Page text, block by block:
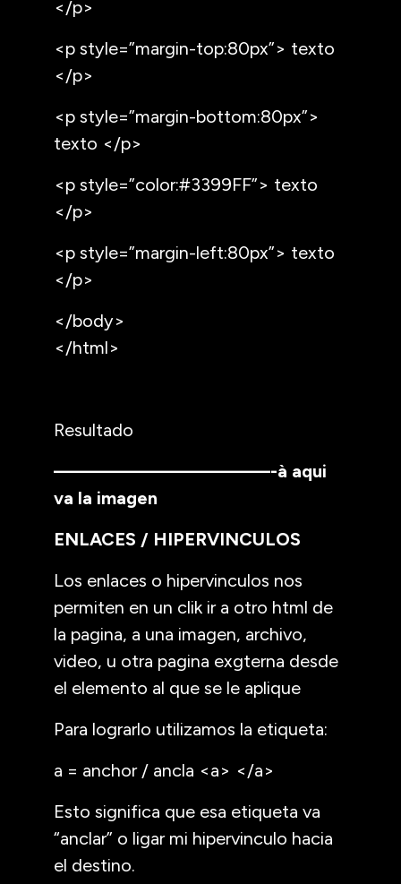
</p>
<p style=”margin-top:80px”> texto
</p>
<p style=”margin-bottom:80px”>
texto </p>
<p style=”color:#3399FF”> texto
</p>
<p style=”margin-left:80px”> texto
</p>
</body>
</html>
Resultado
———————————-à aqui
va la imagen
ENLACES / HIPERVINCULOS
Los enlaces o hipervinculos nos
permiten en un clik ir a otro html de
la pagina, a una imagen, archivo,
video, u otra pagina exgterna desde
el elemento al que se le aplique
Para lograrlo utilizamos la etiqueta:
a = anchor / ancla <a> </a>
Esto significa que esa etiqueta va
“anclar” o ligar mi hipervinculo hacia
el destino.